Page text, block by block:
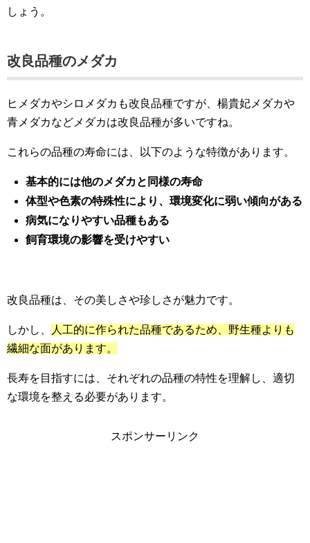
しょう。
改良品種のメダカ
ヒメダカやシロメダカも改良品種ですが、楊貴妃メダカや
青メダカなどメダカは改良品種が多いですね。
これらの品種の寿命には、以下のような特徴があります。
基本的には他のメダカと同様の寿命
体型や色素の特殊性により、環境変化に弱い傾向がある
病気になりやすい品種もある
飼育環境の影響を受けやすい
改良品種は、その美しさや珍しさが魅力です。
しかし、
人工的に作られた品種であるため、野生種よりも
繊細な面があります。
長寿を目指すには、それぞれの品種の特性を理解し、適切
な環境を整える必要があります。
スポンサーリンク